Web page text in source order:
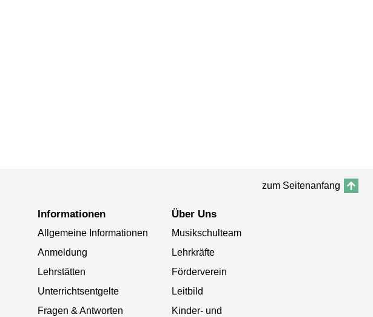
zum Seitenanfang
Informationen
Allgemeine Informationen
Anmeldung
Lehrstätten
Unterrichtsentgelte
Fragen & Antworten
Über Uns
Musikschulteam
Lehrkräfte
Förderverein
Leitbild
Kinder- und